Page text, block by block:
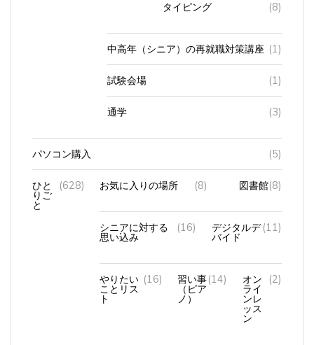
中高年（シニア）の再就職対策講座 (1)
試験会場 (1)
通学 (3)
パソコン購入 (5)
ひと
りご
と
(628) お気に入りの場所 (8) 図書館(8)
シニアに対する
思い込み
(16) デジタルデ
バイド
(11)
やりたい
ことリス
ト
(16) 習い事
（ピア
ノ）
(14) オン
ライ
ンレ
ッス
ン
(2)